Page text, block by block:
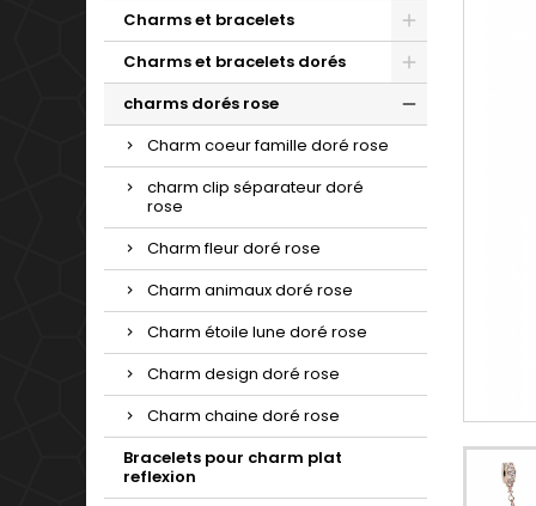
Charms et bracelets
Charms et bracelets dorés
charms dorés rose
Charm coeur famille doré rose
charm clip séparateur doré
rose
Charm fleur doré rose
Charm animaux doré rose
Charm étoile lune doré rose
Charm design doré rose
Charm chaine doré rose
Bracelets pour charm plat
reflexion